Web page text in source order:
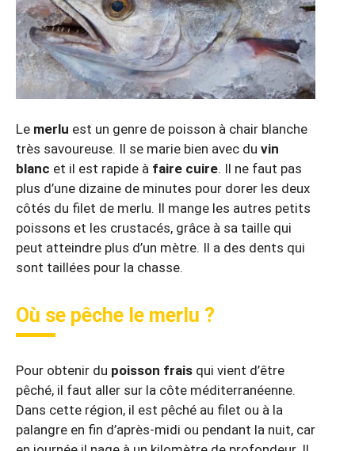
Le merlu est un genre de poisson à chair blanche
très savoureuse. Il se marie bien avec du vin
blanc et il est rapide à faire cuire. Il ne faut pas
plus d’une dizaine de minutes pour dorer les deux
côtés du filet de merlu. Il mange les autres petits
poissons et les crustacés, grâce à sa taille qui
peut atteindre plus d’un mètre. Il a des dents qui
sont taillées pour la chasse.
Où se pêche le merlu ?
Pour obtenir du poisson frais qui vient d’être
pêché, il faut aller sur la côte méditerranéenne.
Dans cette région, il est pêché au filet ou à la
palangre en fin d’après-midi ou pendant la nuit, car